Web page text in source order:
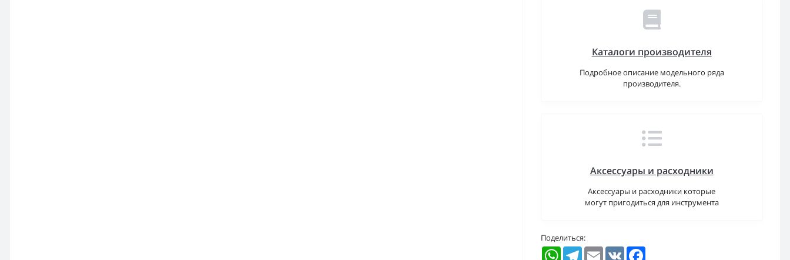
Каталоги производителя
Подробное описание модельного ряда
производителя.
Аксессуары и расходники
Аксессуары и расходники которые
могут пригодиться для инструмента
Поделиться:
WhatsAppTelegramEmail VK